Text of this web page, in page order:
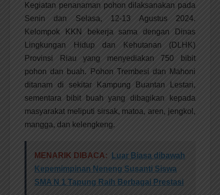
Kegiatan penanaman pohon dilaksanakan pada
Senin dan Selasa, 12-13 Agustus 2024.
Kelompok KKN bekerja sama dengan Dinas
Lingkungan Hidup dan Kehutanan (DLHK)
Provinsi Riau yang menyediakan 750 bibit
pohon dan buah. Pohon Trembesi dan Mahoni
ditanam di sekitar Kampung Buantan Lestari,
sementara bibit buah yang dibagikan kepada
masyarakat meliputi sirsak, matoa, aren, jengkol,
mangga, dan kelengkeng.
MENARIK DIBACA:
Luar Biasa dibawah
Kepemimpinan Neneng Susanti Siswa
SMA N 1 Tapung Raih Berbagai Prestasi